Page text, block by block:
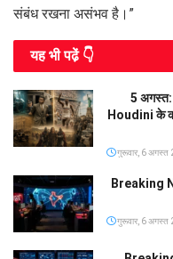
संबंध रखना असंभव है।”
यह भी पढे़ं 👇
5
Houdini के
गुरूवार, 6 अगस्त
Breaking
गुरूवार, 6 अगस्त